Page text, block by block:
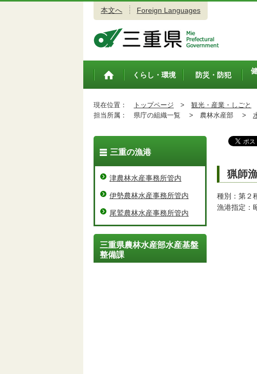
本文へ Foreign Languages
トップペ
くらし・環境 防災・防犯
現在位置： トップページ > 観光・産業・しごと
担当所属：
県庁の組織一覧 > 農林水産部 >
猟師
種別：第２
漁港指定：
三重の漁港
津農林水産事務所管内
伊勢農林水産事務所管内
尾鷲農林水産事務所管内
三重県農林水産部水産基盤
整備課